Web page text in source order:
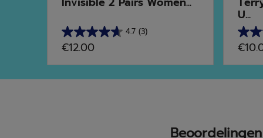
4.7 (3)
4.7
van
de
5
€12.00
U...
4.7
van
de
5